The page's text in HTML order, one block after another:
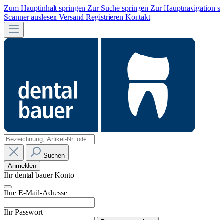
Zum Hauptinhalt springen Zur Suche springen Zur Hauptnavigation
Scanner auslesen Versand Registrieren Kontakt
Suchen
Anmelden
Ihr dental bauer Konto
Ihre E-Mail-Adresse
Ihr Passwort